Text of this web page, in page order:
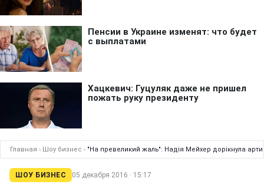
Главная › Шоу бизнес › "На превеликий жаль": Надія Мейхер дорікнула
ШОУ БИЗНЕС 05 декабря 2016 · 15:17